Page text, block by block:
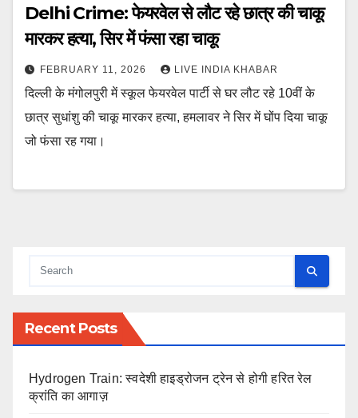
Delhi Crime: फेयरवेल से लौट रहे छात्र की चाकू
मारकर हत्या, सिर में फंसा रहा चाकू
FEBRUARY 11, 2026 LIVE INDIA KHABAR
दिल्ली के मंगोलपुरी में स्कूल फेयरवेल पार्टी से घर लौट रहे 10वीं के
छात्र सुधांशु की चाकू मारकर हत्या, हमलावर ने सिर में घोंप दिया चाकू
जो फंसा रह गया।
Recent Posts
Hydrogen Train: स्वदेशी हाइड्रोजन ट्रेन से होगी हरित रेल
क्रांति का आगाज़